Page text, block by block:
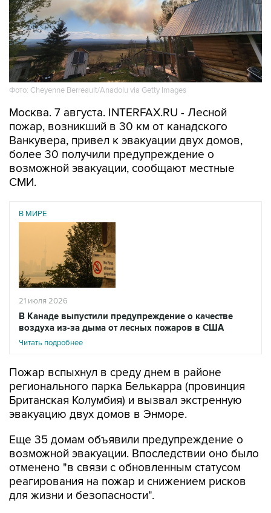
Фото: Cheyenne Berreault/Anadolu via Getty Images
Москва. 7 августа. INTERFAX.RU - Лесной
пожар, возникший в 30 км от канадского
Ванкувера, привел к эвакуации двух домов,
более 30 получили предупреждение о
возможной эвакуации, сообщают местные
СМИ.
В МИРЕ
21 июля 2026
В Канаде выпустили предупреждение о качестве
воздуха из-за дыма от лесных пожаров в США
Читать подробнее
Пожар вспыхнул в среду днем в районе
регионального парка Белькарра (провинция
Британская Колумбия) и вызвал экстренную
эвакуацию двух домов в Энморе.
Еще 35 домам объявили предупреждение о
возможной эвакуации. Впоследствии оно было
отменено "в связи с обновленным статусом
реагирования на пожар и снижением рисков
для жизни и безопасности".